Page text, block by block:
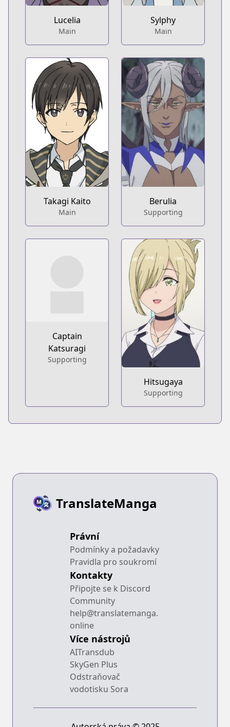
Lucelia
Main
Sylphy
Main
Takagi Kaito
Main
Berulia
Supporting
Captain
Katsuragi
Supporting
Hitsugaya
Supporting
TranslateManga
Právní
Podmínky a požadavky
Pravidla pro soukromí
Kontakty
Připojte se k Discord
Community
help@translatemanga.
online
Více nástrojů
AITransdub
SkyGen Plus
Odstraňovač
vodotisku Sora